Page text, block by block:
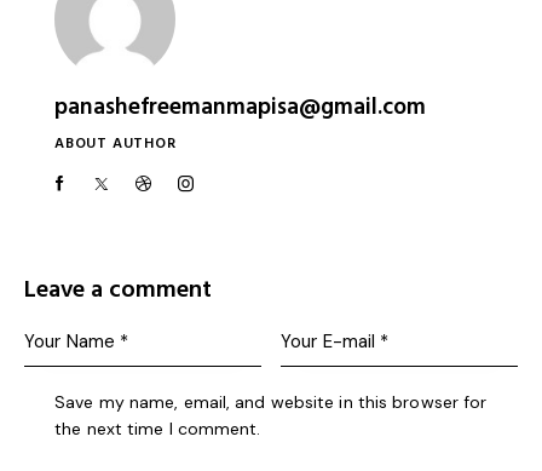
panashefreemanmapisa@gmail.com
ABOUT AUTHOR
Leave a comment
Save my name, email, and website in this browser for
the next time I comment.